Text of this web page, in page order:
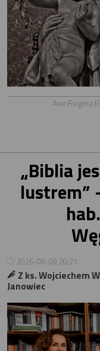
Ave Regina
„Biblia
lustrem”
2026-08-08 20:21
Z ks. Wojciechem
Janowiec